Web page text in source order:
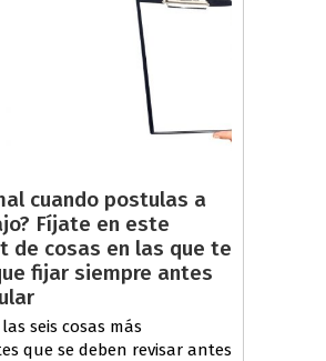
cuando postulas a
Fíjate en este
de cosas en las que te
fijar siempre antes
seis cosas más
que se deben revisar antes